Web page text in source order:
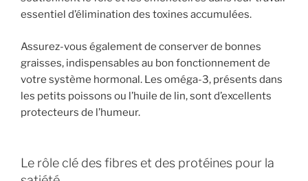
essentiel d’élimination des toxines accumulées.
Assurez-vous également de conserver de bonnes
graisses, indispensables au bon fonctionnement de
votre système hormonal. Les oméga-3, présents dans
les petits poissons ou l’huile de lin, sont d’excellents
protecteurs de l’humeur.
Le rôle clé des fibres et des protéines pour la